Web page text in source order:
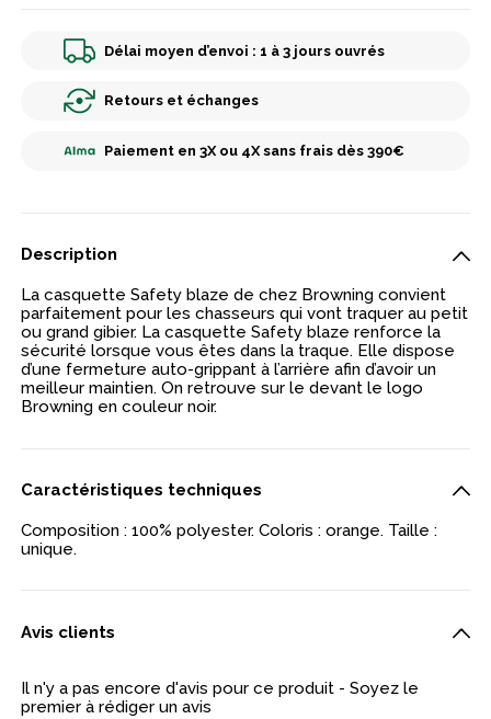
Délai moyen d’envoi : 1 à 3 jours ouvrés
Retours et échanges
Paiement en 3X ou 4X sans frais dès 390€
Description
La casquette Safety blaze de chez Browning convient
parfaitement pour les chasseurs qui vont traquer au petit
ou grand gibier. La casquette Safety blaze renforce la
sécurité lorsque vous êtes dans la traque. Elle dispose
d’une fermeture auto-grippant à l’arrière afin d’avoir un
meilleur maintien. On retrouve sur le devant le logo
Browning en couleur noir.
Caractéristiques techniques
Composition : 100% polyester. Coloris : orange. Taille :
unique.
Avis clients
Il n'y a pas encore d'avis pour ce produit - Soyez le
premier à rédiger un avis